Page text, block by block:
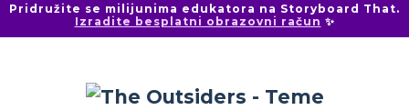
Pridružite se milijunima edukatora na Storyboard That.
Izradite besplatni obrazovni račun ✨